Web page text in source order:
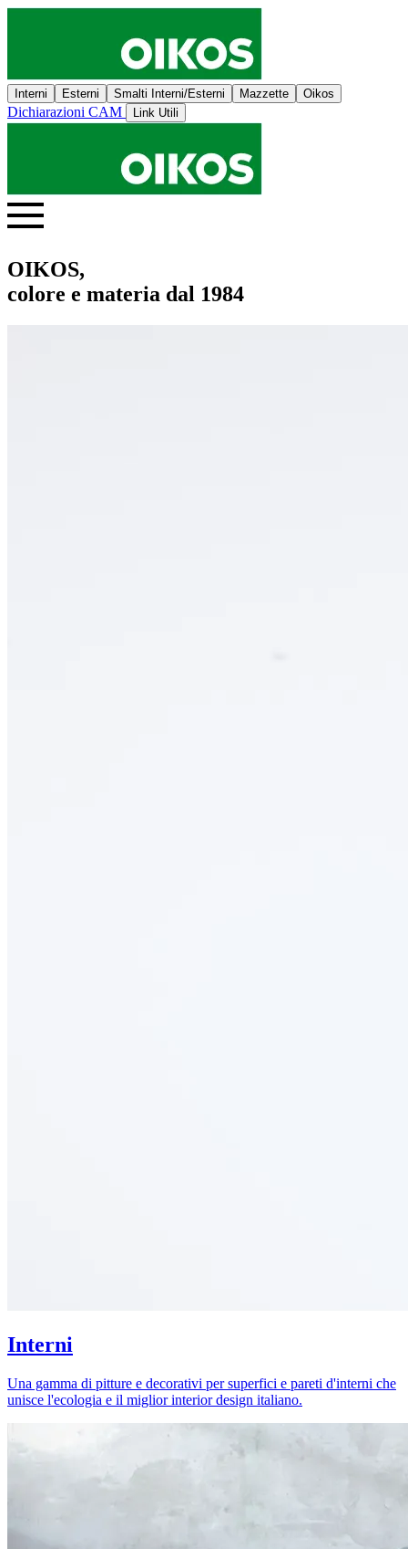
Interni Esterni Smalti Interni/Esterni Mazzette Oikos
Dichiarazioni CAM Link Utili
OIKOS,
colore e materia dal 1984
Interni
Una gamma di pitture e decorativi per superfici e pareti d'interni che
unisce l'ecologia e il miglior interior design italiano.